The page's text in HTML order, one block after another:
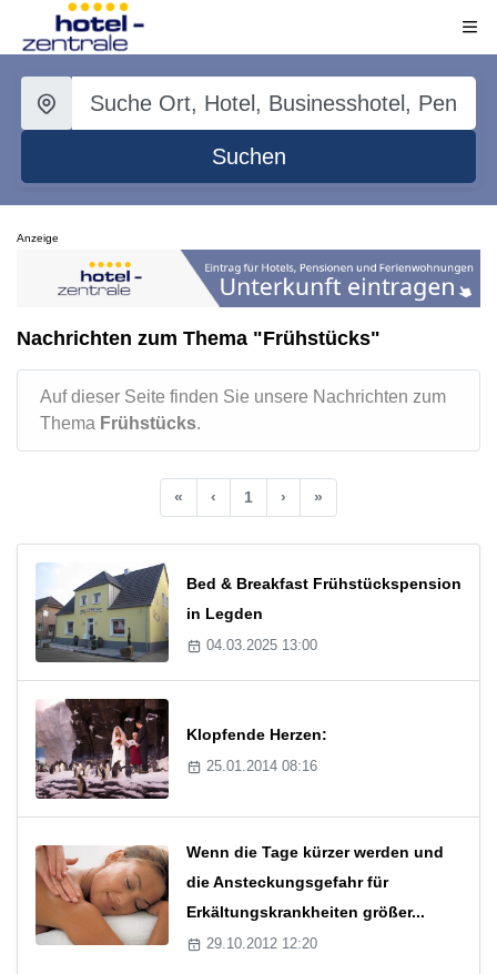
Suchen
Anzeige
Nachrichten zum Thema "Frühstücks"
Auf dieser Seite finden Sie unsere Nachrichten zum
Thema Frühstücks.
« ‹ 1 › »
Bed & Breakfast Frühstückspension
in Legden
04.03.2025 13:00
Klopfende Herzen:
25.01.2014 08:16
Wenn die Tage kürzer werden und
die Ansteckungsgefahr für
Erkältungskrankheiten größer...
29.10.2012 12:20